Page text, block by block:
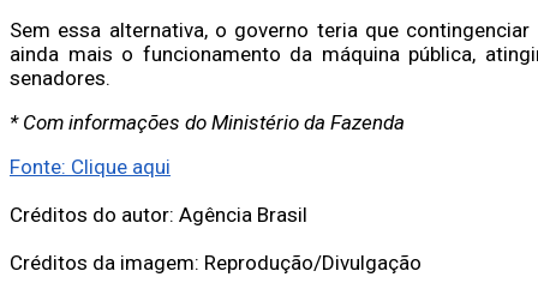
Sem essa alternativa, o governo teria que
ainda mais o funcionamento da máquina pública,
senadores.
* Com informações do Ministério da Fazenda
Fonte: Clique aqui
Créditos do autor: Agência Brasil
Créditos da imagem: Reprodução/Divulgação